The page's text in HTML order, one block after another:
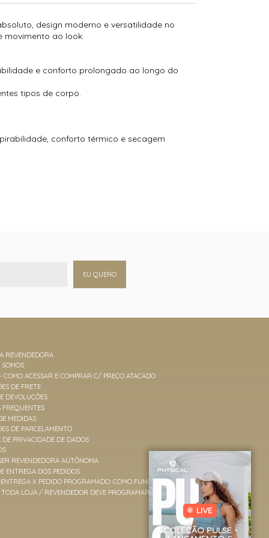
design moderno e versatilidade no
movimento ao look.
e conforto prolongado ao longo do
tipos de corpo.
conforto térmico e secagem
EU QUERO
REVENDEDORA
COMO ACESSAR E COMPRAR C/ PREÇO ATACADO
DE FRETE
DEVOLUÇÕES
FREQUENTES
MEDIDAS
DE PARCELAMENTO
DE PRIVACIDADE DE DADOS
REVENDEDORA AUTÔNOMA
ENTREGA DOS PEDIDOS
X PEDIDO PROGRAMADO: COMO FUNCIONAM
LOJA / REVENDEDOR DEVE PROGRAMAR PEDIDOS?
LIVE
COLEÇÃO PULSE -